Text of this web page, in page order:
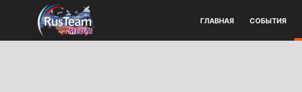
ГЛАВНАЯ СОБЫТИЯ